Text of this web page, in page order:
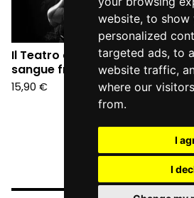
website, to show
personalized
targeted ads, to
website traffic,
where our
from.
I
I
Il Teatro degli Orrori - A
sangue freddo (CD)
15,90 €